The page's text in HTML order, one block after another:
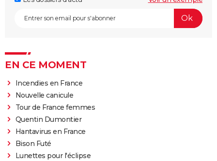
EN CE MOMENT
Incendies en France
Nouvelle canicule
Tour de France femmes
Quentin Dumontier
Hantavirus en France
Bison Futé
Lunettes pour l'éclipse